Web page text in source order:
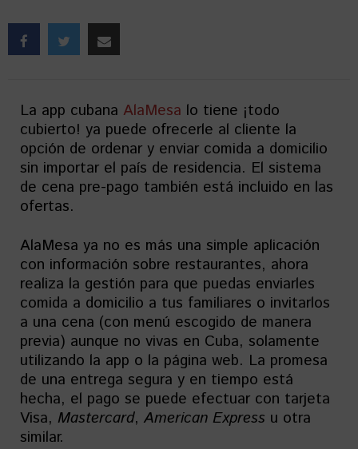
La app cubana AlaMesa lo tiene ¡todo
cubierto! ya puede ofrecerle al cliente la
opción de ordenar y enviar comida a domicilio
sin importar el país de residencia. El sistema
de cena pre-pago también está incluido en las
ofertas.
AlaMesa ya no es más una simple aplicación
con información sobre restaurantes, ahora
realiza la gestión para que puedas enviarles
comida a domicilio a tus familiares o invitarlos
a una cena (con menú escogido de manera
previa) aunque no vivas en Cuba, solamente
utilizando la app o la página web. La promesa
de una entrega segura y en tiempo está
hecha, el pago se puede efectuar con tarjeta
Visa, Mastercard, American Express u otra
similar.